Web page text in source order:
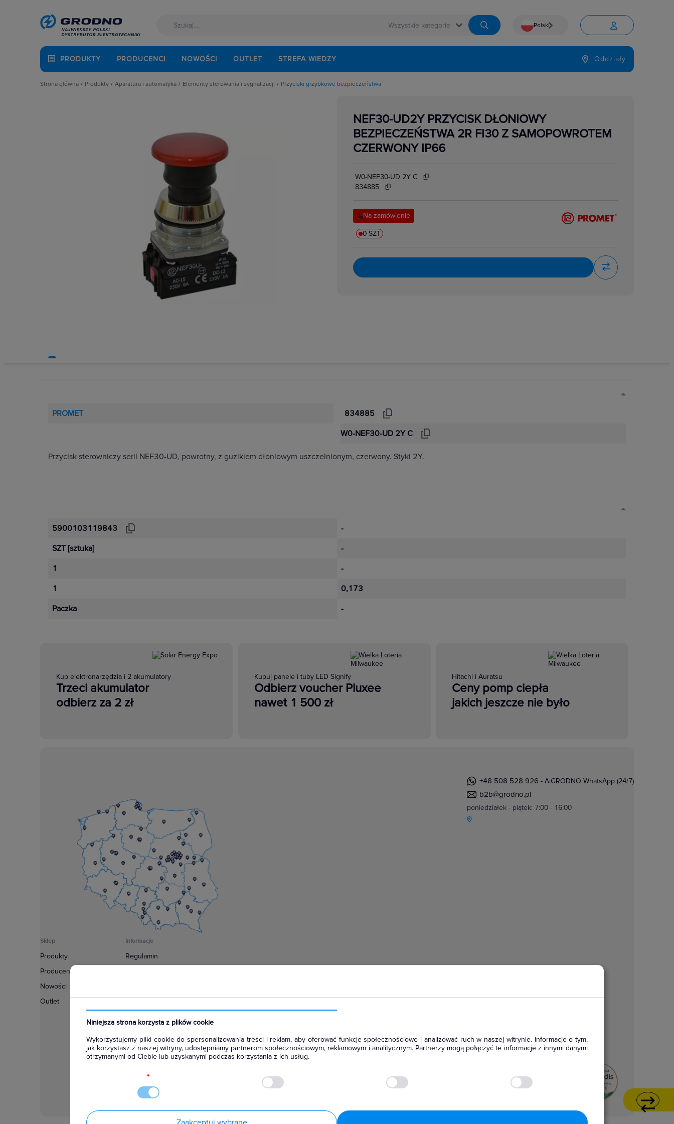
 Polski
Język

PRODUKTY PRODUCENCI NOWOŚCI OUTLET STREFA WIEDZY Oddziały
Niniejsza strona korzysta z plików cookie
Wykorzystujemy pliki cookie do spersonalizowania treści i reklam, aby oferować funkcje społecznościowe i analizować ruch w naszej witrynie. Informacje o tym,
jak korzystasz z naszej witryny, udostępniamy partnerom społecznościowym, reklamowym i analitycznym. Partnerzy mogą połączyć te informacje z innymi danymi
otrzymanymi od Ciebie lub uzyskanymi podczas korzystania z ich usług.
*
Strona główna
Produkty
Osprzęt siłowy, przenośny
Rozdzielnice i obudowy
Systemy bezpieczeństwa
Technika grzewcza
Technika instalacyjna
Aparatura i automatyka
Aparatura średniego napięcia
Aparatura zasilająca
Automatyka przemysłowa
Czujniki i wyłączniki krańcowe
Elementy pasywne
Elementy sterowania i sygnalizacji
Optoelektronika
Rozłączniki i podstawy bezpiecznikowe
Sterownie i zabezpieczenie silników elektrycznych
Wyłączniki, rozłączniki
Elementy sterowania i sygnalizacji
Kasety sterownicze
Kasety suwnicowe
Kolumny sygnalizacyjne
Lampki sygnalizacyjne, kompletne
Mikroprzełączniki
Napędy przełączników obrotowych
Napędy przycisków grzybkowych
Napędy przycisków sterowniczych
Obudowy do kaset sterowniczych
Podstawa montażowa styków i lampek
Potencjometry
Pozostałe akcesoria
Przełączniki obrotowe, kompletne
Przełączniki przyciskowe
Przełączniki sterownicze, joysticki
Przyciski grzybkowe bezpieczeństwa
Przyciski nożne/ręczne, kompletne
Przyciski sterownicze, kompletne
Pulpity sterowania dwuręcznego
Soczewki lampek i wkładki przycisków
Stacje zdalnego sterowania
Styki pomocnicze
Przyciski grzybkowe bezpieczeństwa
NEF30-UD2Y PRZYCISK DŁONIOWY
BEZPIECZEŃSTWA 2R FI30 Z SAMOPOWROTEM
CZERWONY IP66
W0-NEF30-UD 2Y C
834885
Na zamówienie
0 SZT
PROMET
834885
W0-NEF30-UD 2Y C
Przycisk sterowniczy serii NEF30-UD, powrotny, z guzikiem dłoniowym uszczelnionym, czerwony. Styki 2Y.
5900103119843
SZT [sztuka]
1
1
Paczka
-
-
-
0,173
-
Kup elektronarzędzia i 2 akumulatory
Trzeci akumulator
odbierz za 2 zł
Kupuj panele i tuby LED Signify
Odbierz voucher Pluxee
nawet 1 500 zł
Hitachi i Auratsu
Ceny pomp ciepła
jakich jeszcze nie było
+48 508 528 926 - AiGRODNO WhatsApp (24/7)
b2b@grodno.pl
poniedziałek - piątek: 7:00 - 16:00
Sklep
Produkty
Producenci
Nowości
Outlet
Informacje
Regulamin
Konfiguratory
Najczęściej zadawane pytania